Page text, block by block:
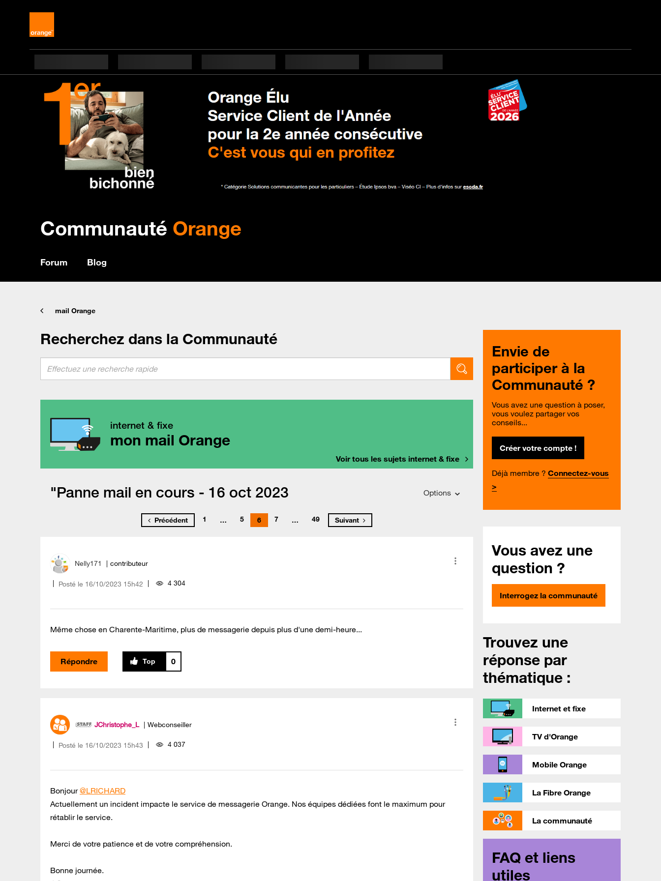
Communauté Orange
Forum Blog
mail Orange
Recherchez dans la Communauté
internet & fixe
mon mail Orange
Voir tous les sujets internet & fixe
"Panne mail en cours - 16 oct 2023 Options
Précédent 1 … 5 6 7 … 49 Suivant
Nelly171 contributeur
Posté le ‎16/10/2023 15h42 4 304
Même chose en Charente-Maritime, plus de messagerie depuis plus d'une demi-heure...
Répondre 0
JChristophe_L Webconseiller
Posté le ‎16/10/2023 15h43 4 037
Bonjour@LRICHARD
Actuellement un incident impacte le service de messagerie Orange. Nos équipes dédiées font le maximum pour
rétablir le service.
Merci de votre patience et de votre compréhension.
Bonne journée.
Envie de
participer à la
Communauté ?
Vous avez une question à poser,
vous voulez partager vos
conseils...
Créer votre compte !
Déjà membre ? Connectez-vous
>
Vous avez une
question ?
Interrogez la communauté
Trouvez une
réponse par
thématique :
Internet et fixe
TV d'Orange
Mobile Orange
La Fibre Orange
La communauté
FAQ et liens
utiles